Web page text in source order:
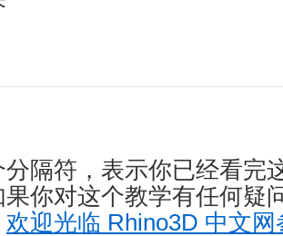
隔符，表示你已经看完
果你对这个教学有任何疑
欢迎光临 Rhino3D 中文网